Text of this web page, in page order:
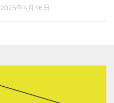
2025年4月16日